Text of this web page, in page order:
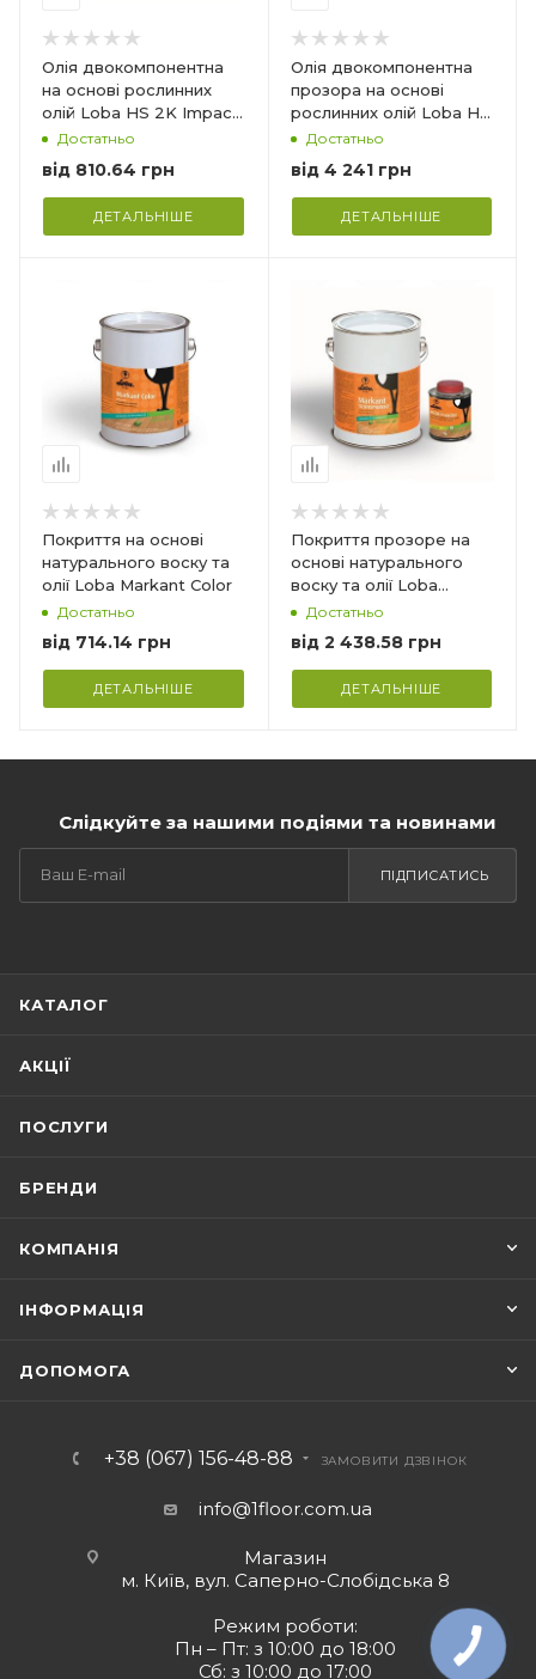
Олія двокомпонентна
на основі рослинних
олій Loba HS 2K Impact
Oil Color
Достатньо
від 810.64 грн
ДЕТАЛЬНІШЕ
Олія двокомпонентна
прозора на основі
рослинних олій Loba HS
2K Impact Oil
Достатньо
від 4 241 грн
ДЕТАЛЬНІШЕ
Покриття на основі
натурального воску та
олії Loba Markant Color
Достатньо
від 714.14 грн
ДЕТАЛЬНІШЕ
Німеччина
Призначення_
Для внутрішніх робіт.
Захист паркету, підлог
з деревини та корки
60-100 мл/м² (валиком)
Покриття прозоре на
основі натурального
воску та олії Loba
Markant
Достатньо
від 2 438.58 грн
ДЕТАЛЬНІШЕ
Слідкуйте за нашими подіями та новинами
ПІДПИСАТИСЬ
КАТАЛОГ
АКЦІЇ
ПОСЛУГИ
БРЕНДИ
КОМПАНІЯ
ІНФОРМАЦІЯ
ДОПОМОГА
+38 (067) 156-48-88 ЗАМОВИТИ ДЗВІНОК
info@1floor.com.ua
Магазин
м. Київ, вул. Саперно-Слобідська 8
Режим роботи:
Пн – Пт: з 10:00 до 18:00
Сб: з 10:00 до 17:00